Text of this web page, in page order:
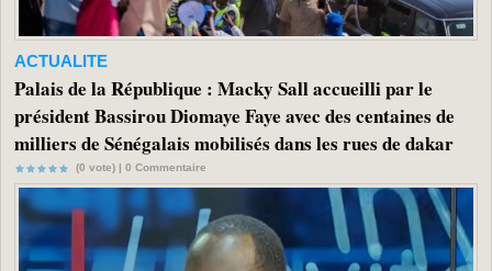
ACTUALITE
Palais de la République : Macky Sall accueilli par le
président Bassirou Diomaye Faye avec des centaines de
milliers de Sénégalais mobilisés dans les rues de dakar
(0 vote) | 0 Commentaire